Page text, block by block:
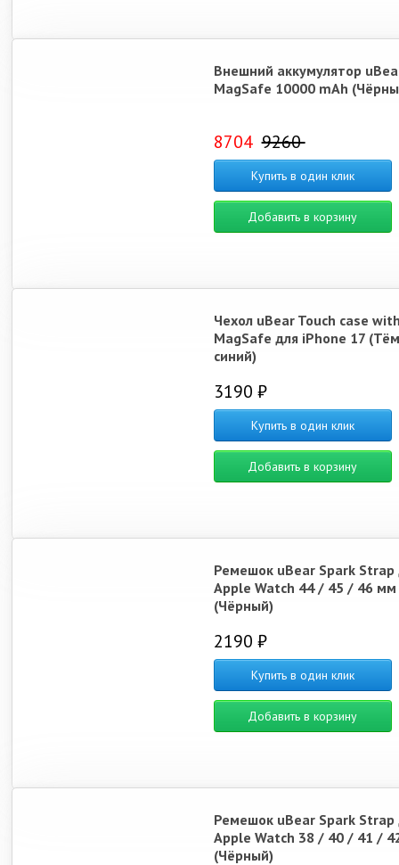
Внешний аккумулятор
MagSafe 10000 mAh
8704 9260
Купить в один клик
Добавить в корзину
Чехол uBear Touch case
MagSafe для iPhone 17
синий)
3190 ₽
Купить в один клик
Добавить в корзину
Ремешок uBear Spark Strap
Apple Watch 44 / 45 / 46 мм
(Чёрный)
2190 ₽
Купить в один клик
Добавить в корзину
Ремешок uBear Spark Strap
Apple Watch 38 / 40 / 41 /
(Чёрный)